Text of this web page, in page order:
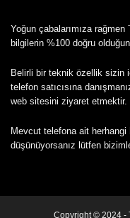
Yoğun çabalarımıza
bilgilerin %100 doğru
Belirli bir teknik özellik sizin
telefon satıcısına
web sitesini ziyaret etmektir.
Mevcut telefona ait
düşünüyorsanız lütfen
Copyright © 2024 -